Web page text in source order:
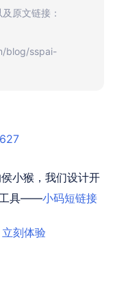
原文链接：
blog/sspai-
小猴，我们设计开
工具——小码短链接
立刻体验